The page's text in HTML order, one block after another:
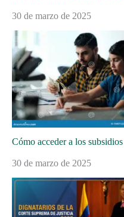
30 de marzo de 2025
Cómo acceder a los
30 de marzo de 2025